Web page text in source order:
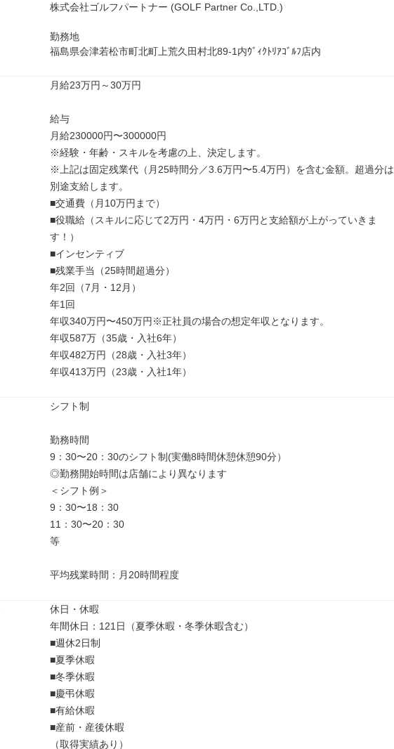
株式会社ゴルフパートナー (GOLF Partner Co.,LTD.)
勤務地
福島県会津若松市町北町上荒久田村北89-1内ｳﾞｨｸﾄﾘｱｺﾞﾙﾌ店内
月給23万円～30万円
給与
月給230000円〜300000円
※経験・年齢・スキルを考慮の上、決定します。
※上記は固定残業代（⽉25時間分／3.6万円〜5.4万円）を含む⾦額。超過分は
別途⽀給します。
■交通費（⽉10万円まで）
■役職給（スキルに応じて2万円・4万円・6万円と⽀給額が上がっていきま
す！）
■インセンティブ
■残業⼿当（25時間超過分）
年2回（7⽉・12⽉）
年1回
年収340万円〜450万円※正社員の場合の想定年収となります。
年収587万（35歳・⼊社6年）
年収482万円（28歳・⼊社3年）
年収413万円（23歳・⼊社1年）
シフト制
勤務時間
9：30〜20：30のシフト制(実働8時間休憩休憩90分）
◎勤務開始時間は店舗により異なります
＜シフト例＞
9：30〜18：30
11：30〜20：30
等
平均残業時間：⽉20時間程度
休日・休暇
年間休日：121⽇（夏季休暇・冬季休暇含む）
■週休2⽇制
■夏季休暇
■冬季休暇
■慶弔休暇
■有給休暇
■産前・産後休暇
（取得実績あり）